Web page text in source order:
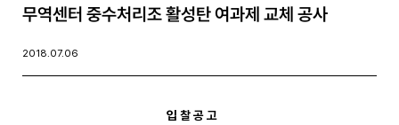
무역센터 중수처리조 활성탄 여과제 교체 공사
2018.07.06
입 찰 공 고